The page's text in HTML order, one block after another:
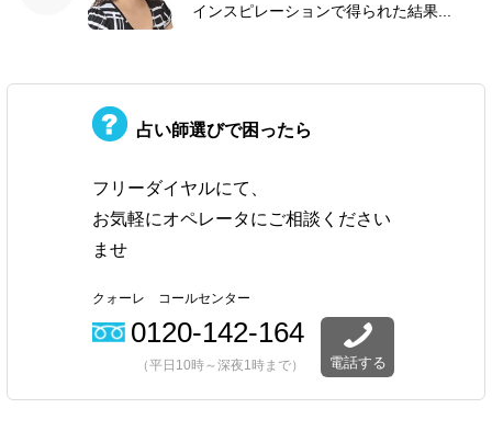
インスピレーションで得られた結果...
占い師選びで困ったら
フリーダイヤルにて、
お気軽にオペレータにご相談ください
ませ
クォーレ コールセンター
0120-142-164
（平日10時～深夜1時まで） 電話する